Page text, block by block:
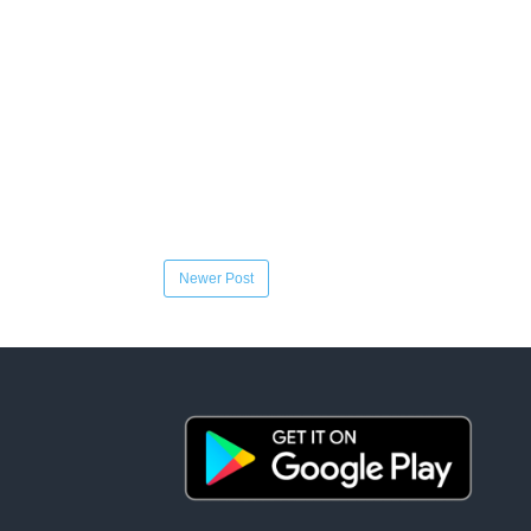
Newer Post